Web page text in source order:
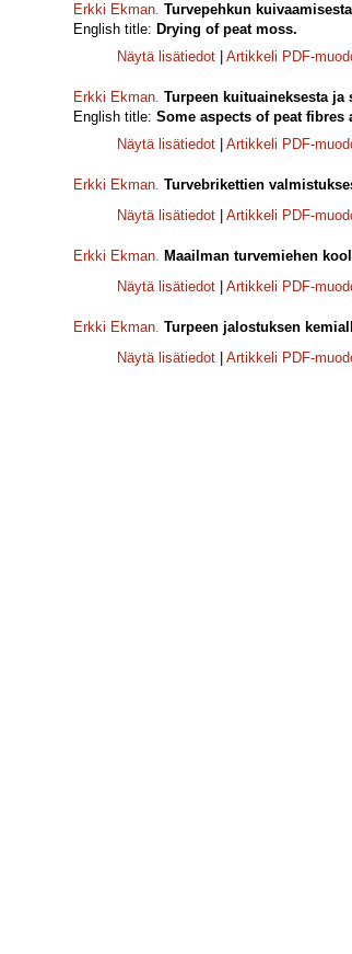
Erkki Ekman. Turvepehkun
English title: Drying of peat moss.
Näytä lisätiedot
Artikkeli PDF-
Erkki Ekman. Turpeen kuituaineksesta
English title: Some aspects of peat
Näytä lisätiedot
Artikkeli PDF-
Erkki Ekman. Turvebrikettien
Näytä lisätiedot
Artikkeli PDF-
Erkki Ekman. Maailman turvemiehen
Näytä lisätiedot
Artikkeli PDF-
Erkki Ekman. Turpeen jalostuksen
Näytä lisätiedot
Artikkeli PDF-